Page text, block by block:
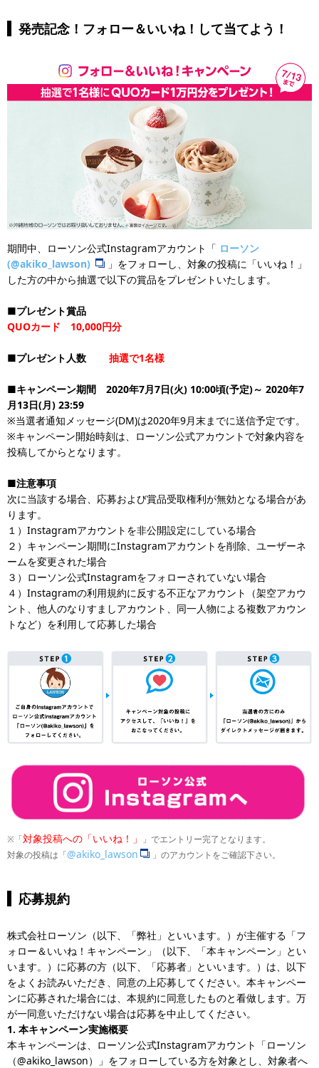
発売記念！フォロー＆いいね！して当てよう！
期間中、ローソン公式Instagramアカウント「 ローソン
(@akiko_lawson)
」をフォローし、対象の投稿に「いいね！」
した方の中から抽選で以下の賞品をプレゼントいたします。
■プレゼント賞品
QUOカード 10,000円分
■プレゼント人数 抽選で1名様
■キャンペーン期間 2020年7月7日(火) 10:00頃(予定)～ 2020年7
月13日(月) 23:59
※当選者通知メッセージ(DM)は2020年9月末までに送信予定です。
※キャンペーン開始時刻は、ローソン公式アカウントで対象内容を
投稿してからとなります。
■注意事項
次に当該する場合、応募および賞品受取権利が無効となる場合があ
ります。
１）Instagramアカウントを非公開設定にしている場合
２）キャンペーン期間にInstagramアカウントを削除、ユーザーネ
ームを変更された場合
３）ローソン公式Instagramをフォローされていない場合
４）Instagramの利用規約に反する不正なアカウント（架空アカウ
ント、他人のなりすましアカウント、同一人物による複数アカウン
トなど）を利用して応募した場合
※「対象投稿への「いいね！」
」でエントリー完了となります。
対象の投稿は「@akiko_lawson 」のアカウントをご確認下さい。
応募規約
株式会社ローソン（以下、「弊社」といいます。）が主催する「フ
ォロー＆いいね！キャンペーン」（以下、「本キャンペーン」とい
います。）に応募の方（以下、「応募者」といいます。）は、以下
をよくお読みいただき、同意の上応募してください。本キャンペー
ンに応募された場合には、本規約に同意したものと看做します。万
が一同意いただけない場合は応募を中止してください。
1. 本キャンペーン実施概要
本キャンペーンは、ローソン公式Instagramアカウント「ローソン
（@akiko_lawson）」をフォローしている方を対象とし、対象者へ